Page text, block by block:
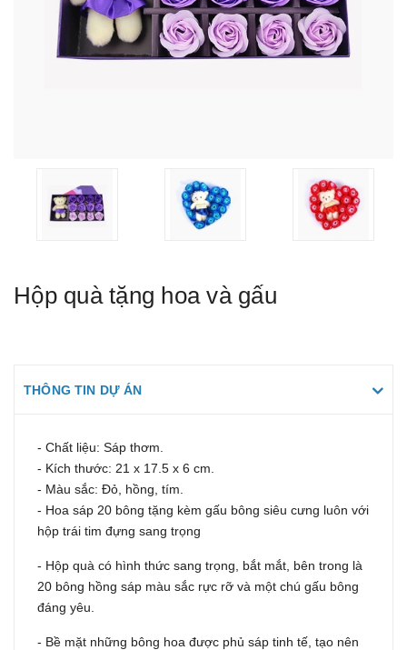
Hộp quà tặng hoa và gấu
THÔNG TIN DỰ ÁN
- Chất liệu: Sáp thơm.
- Kích thước: 21 x 17.5 x 6 cm.
- Màu sắc: Đỏ, hồng, tím.
- Hoa sáp 20 bông tặng kèm gấu bông siêu cưng luôn với
hộp trái tim đựng sang trọng
- Hộp quà có hình thức sang trọng, bắt mắt, bên trong là
20 bông hồng sáp màu sắc rực rỡ và một chú gấu bông
đáng yêu.
- Bề mặt những bông hoa được phủ sáp tinh tế, tạo nên